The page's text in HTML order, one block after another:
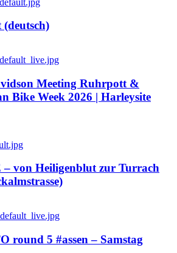
(deutsch)
Meeting Ruhrpott &
Bike Week 2026 | Harleysite
von Heiligenblut zur Turrach
5 #assen – Samstag